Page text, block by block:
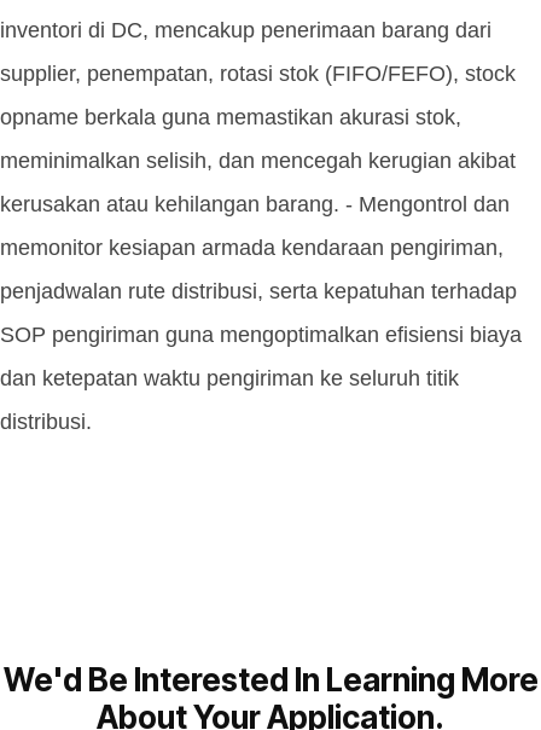
inventori di DC, mencakup penerimaan barang dari
supplier, penempatan, rotasi stok (FIFO/FEFO), stock
opname berkala guna memastikan akurasi stok,
meminimalkan selisih, dan mencegah kerugian akibat
kerusakan atau kehilangan barang. - Mengontrol dan
memonitor kesiapan armada kendaraan pengiriman,
penjadwalan rute distribusi, serta kepatuhan terhadap
SOP pengiriman guna mengoptimalkan efisiensi biaya
dan ketepatan waktu pengiriman ke seluruh titik
distribusi.
We'd Be Interested In Learning More
About Your Application.